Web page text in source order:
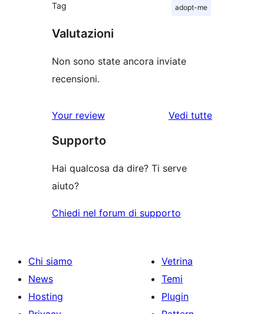
Tag adopt-me
Valutazioni
Non sono state ancora inviate
recensioni.
Your review Vedi tuttele
Supporto
Hai qualcosa da dire? Ti serve
aiuto?
Chiedi nel forum di supporto
Chi siamo
News
Hosting
Vetrina
Temi
Plugin